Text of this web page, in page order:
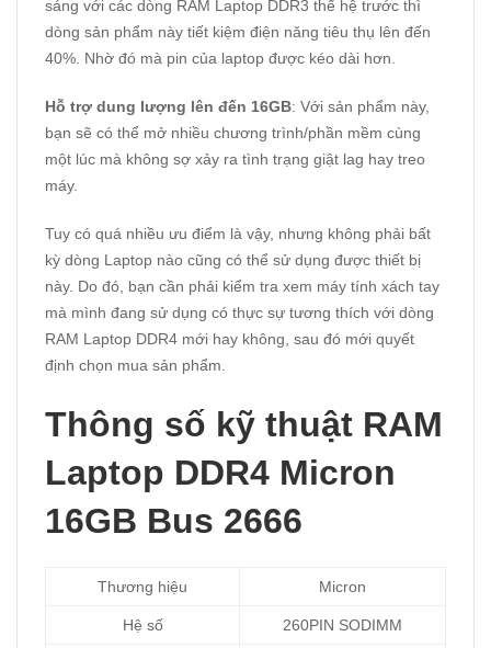
sáng với các dòng RAM Laptop DDR3 thế hệ trước thì
dòng sản phẩm này tiết kiệm điện năng tiêu thụ lên đến
40%. Nhờ đó mà pin của laptop được kéo dài hơn.
Hỗ trợ dung lượng lên đến 16GB: Với sản phẩm này,
bạn sẽ có thể mở nhiều chương trình/phần mềm cùng
một lúc mà không sợ xảy ra tình trạng giật lag hay treo
máy.
Tuy có quá nhiều ưu điểm là vậy, nhưng không phải bất
kỳ dòng Laptop nào cũng có thể sử dụng được thiết bị
này. Do đó, bạn cần phải kiểm tra xem máy tính xách tay
mà mình đang sử dụng có thực sự tương thích với dòng
RAM Laptop DDR4 mới hay không, sau đó mới quyết
định chọn mua sản phẩm.
Thông số kỹ thuật RAM
Laptop DDR4 Micron
16GB Bus 2666
Thương hiệu Micron
Hệ số 260PIN SODIMM